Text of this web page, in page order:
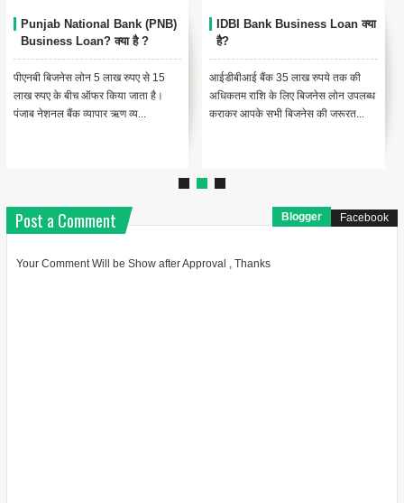
Punjab National Bank (PNB)
Business Loan? क्या है ?
पीएनबी बिजनेस लोन 5 लाख रुपए से 15
लाख रुपए के बीच ऑफर किया जाता है।
पंजाब नेशनल बैंक व्यापार ऋण व्य...
IDBI Bank Business Loan क्या
है?
आईडीबीआई बैंक 35 लाख रुपये तक की
अधिकतम राशि के लिए बिजनेस लोन उपलब्ध
कराकर आपके सभी बिजनेस की जरूरत...
Post a Comment Blogger Facebook
Your Comment Will be Show after Approval , Thanks